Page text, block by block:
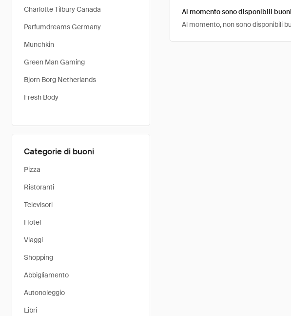
Charlotte Tilbury Canada
Parfumdreams Germany
Munchkin
Green Man Gaming
Bjorn Borg Netherlands
Fresh Body
Categorie di buoni
Pizza
Ristoranti
Televisori
Hotel
Viaggi
Shopping
Abbigliamento
Autonoleggio
Libri
Al momento sono disponibili
Al momento, non sono disponibili